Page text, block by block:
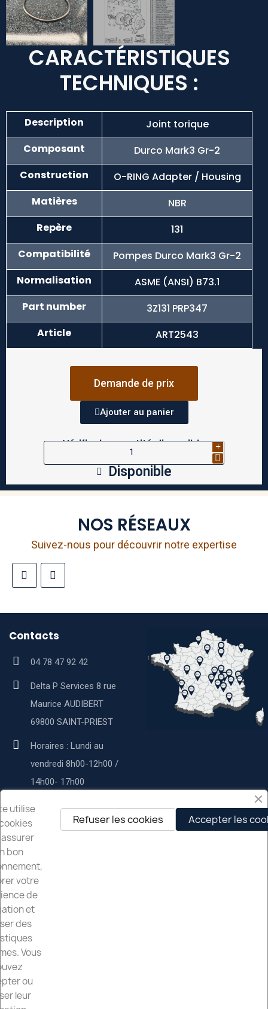
CARACTÉRISTIQUES
TECHNIQUES :
Description
Joint torique
Composant
Durco Mark3 Gr-2
Construction
O-RING Adapter / Housing
Matières
NBR
Repère
131
Compatibilité
Pompes Durco Mark3 Gr-2
Normalisation
ASME (ANSI) B73.1
Part number
3Z131 PRP347
Article
ART2543
Demande de prix
Ajouter au panier
Vérifier la quantité disponible
Disponible
NOS RÉSEAUX
Suivez-nous pour découvrir notre expertise
Contacts
04 78 47 92 42
Delta P Services 8 rue
Maurice AUDIBERT
69800 SAINT-PRIEST
Horaires : Lundi au
vendredi 8h00-12h00 /
14h00- 17h00
Service commercial :
contact@deltapservices.fr
utilise
bon
votre
de
et
des
Vous
ou
leur
Accepter les
Refuser les cookies